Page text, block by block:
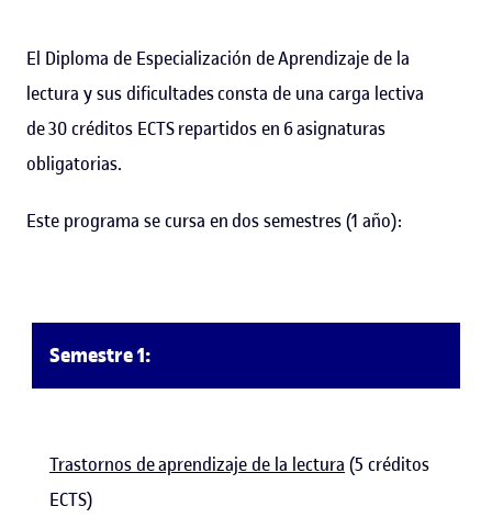
El Diploma de Especialización de Aprendizaje de la
lectura y sus dificultades consta de una carga lectiva
de 30 créditos ECTS repartidos en 6 asignaturas
obligatorias.
Este programa se cursa en dos semestres (1 año):
Semestre 1:
Trastornos de aprendizaje de la lectura (5 créditos
ECTS)